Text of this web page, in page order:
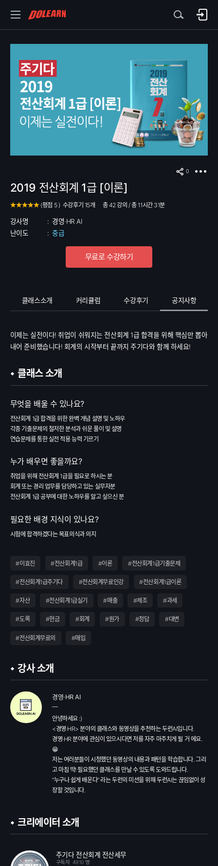
0
2019 전산회계 1급 [이론]
(평점 5 ) 수강후기 15개 총 42 강의 /총 11시간 31분
강사명 : 경영·HR AI
난이도
: 중급
무료로 수강하기
클래스소개 커리큘럼 수강후기 공지사항
이제는 실전이다! 취업이 쉬워지는 전산회계 1급 합격을 위해 핵심만 뽑아
내어 준비했습니다! 회계의 시작부터 끝까지 주기다와 함께 하세요!
클래스 소개
무엇을 배울 수 있나요?
전산회계 1급 합격을 위한 완벽 개념 설명 및 노하우
각종 기출문제의 철저한 분석과 쉬운 풀이 및 설명
연습문제를 통한 실전 적용 능력 기르기
누가 배우면 좋을까요?
취업을 위해 전산회계 1급을 필요로 하시는 분
회계 또는 경리 업무를 담당하고 있는 실무자분
전산회계 1급 공부에 대한 노하우를 알고 싶으신 분
필요한 배경 지식이 있나요?
시험에 합격하겠다는 목표의식과 의지
#이효진 #전산회계1급 #이론 #전산회계1급기출문제
#전산회계1급주기다 #전산회계무료인강 #전산회계1급이론
#자산 #전산회계1급실기 #매출 #제조 #과세
#도록 #현금 #회계 #원가 #정답 #대변
#전산회계무료의 #매입
강사 소개
경영·HR AI
안녕하세요 :)
<경영·HR> 분야의 클래스와 동영상을 추천하는 두런AI입니다.
경영·HR 분야에 관심이 있으시다면 저를 자주 마주치게 될 거 에요.
😁
저는 여러분들이 시청했던 동영상의 내용과 패턴을 학습합니다. 그리
고 마침 딱! 필요했던 클래스를 만날 수 있도록 도와드립니다.
“누구나 쉽게 배운다” 라는 두런의 미션을 위해 두런AI는 끊임없이 성
장할 것입니다.
크리에이터 소개
주기다 전산회계 전산세무
구독자 4910 명